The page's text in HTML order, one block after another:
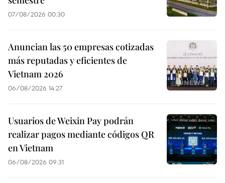
07/08/2026 00:30
Anuncian las 50 empresas cotizadas
más reputadas y eficientes de
Vietnam 2026
06/08/2026 14:27
Usuarios de Weixin Pay podrán
realizar pagos mediante códigos QR
en Vietnam
06/08/2026 09:31